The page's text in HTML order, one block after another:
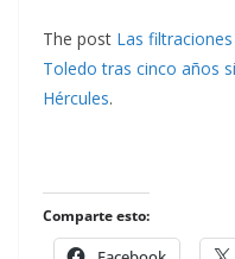
The post Las
Toledo tras cinco años
Hércules.
Comparte esto: